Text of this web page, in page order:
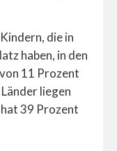
die in
haben, in den
11 Prozent
liegen
39 Prozent